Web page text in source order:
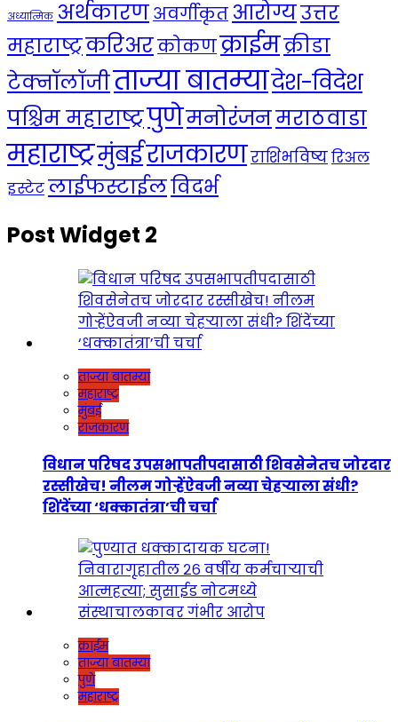
अध्यात्मिक अर्थकारणअवर्गीकृत आरोग्यउत्तर
महाराष्ट्रकरिअरकोकणक्राईमक्रीडा
टेक्नॉलॉजीताज्या बातम्यादेश-विदेश
पश्चिम महाराष्ट्रपुणेमनोरंजनमराठवाडा
महाराष्ट्रमुंबईराजकारणराशिभविष्यरिअल
इस्टेटलाईफस्टाईलविदर्भ
Post Widget 2
ताज्या बातम्या
महाराष्ट्र
मुंबई
राजकारण
विधान परिषद उपसभापतीपदासाठी शिवसेनेतच जोरदार
रस्सीखेच! नीलम गोऱ्हेंऐवजी नव्या चेहऱ्याला संधी?
शिंदेंच्या ‘धक्कातंत्रा’ची चर्चा
क्राईम
ताज्या बातम्या
पुणे
महाराष्ट्र